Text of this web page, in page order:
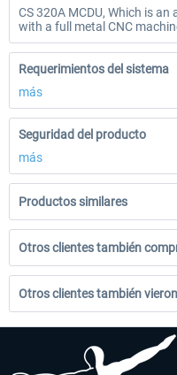
CS 320A MCDU, Which is
with a full metal CNC
Requerimientos del sistema
más
Seguridad del producto
más
Productos similares
Otros clientes también
Otros clientes también vieron